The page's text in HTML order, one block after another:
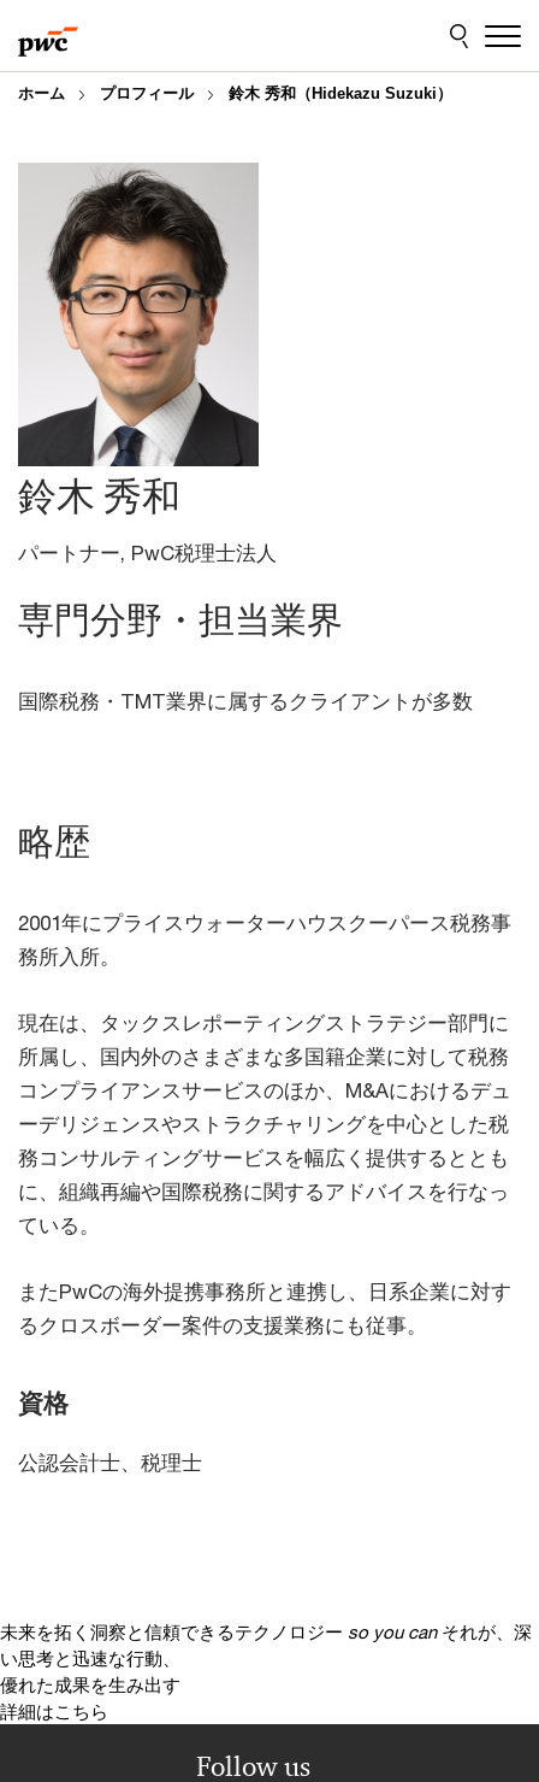
to
content
to
footer
ホーム プロフィール 鈴木 秀和（Hidekazu Suzuki）
鈴木 秀和
パートナー, PwC税理士法人
専門分野・担当業界
国際税務・TMT業界に属するクライアントが多数
略歴
2001年にプライスウォーターハウスクーパース税務事
務所入所。
現在は、タックスレポーティングストラテジー部門に
所属し、国内外のさまざまな多国籍企業に対して税務
コンプライアンスサービスのほか、M&Aにおけるデュ
ーデリジェンスやストラクチャリングを中心とした税
務コンサルティングサービスを幅広く提供するととも
に、組織再編や国際税務に関するアドバイスを行なっ
ている。
またPwCの海外提携事務所と連携し、日系企業に対す
るクロスボーダー案件の支援業務にも従事。
資格
公認会計士、税理士
未来を拓く洞察と信頼できるテクノロジー so you can それが、深
い思考と迅速な行動、
優れた成果を生み出す
詳細はこちら
Follow us